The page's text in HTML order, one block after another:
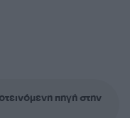
πηγή στην